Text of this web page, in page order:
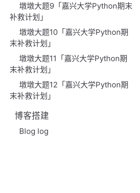
墩墩大题9「嘉兴大学Python期末
补救计划」
墩墩大题10「嘉兴大学Python期
末补救计划」
墩墩大题11「嘉兴大学Python期
末补救计划」
墩墩大题12「嘉兴大学Python期
末补救计划」
博客搭建
Blog log